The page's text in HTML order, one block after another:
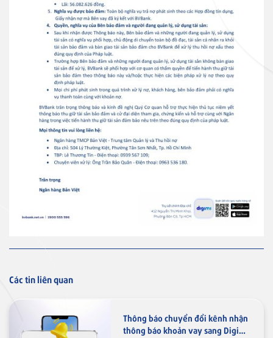
Ngân hàng điện tử
Các tin liên quan
Thông báo chuyển đổi kênh nhận
thông báo khoản vay sang Digimi
Thẻ JCB
Thẻ tín dụng
Thẻ tín dụng BVBank JCB Cheer
Thẻ tín dụng
Thẻ tín dụng